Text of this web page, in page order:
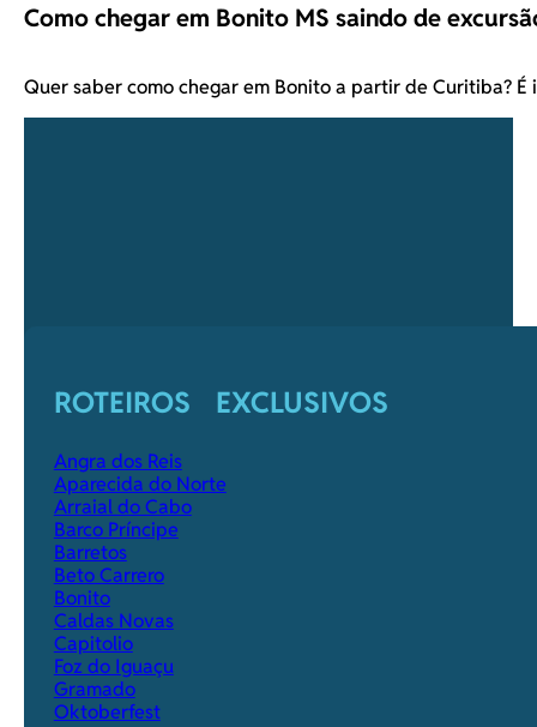
Como chegar em Bonito MS saindo de
Quer saber como chegar em Bonito a partir de Curitiba?
ROTEIROS EXCLUSIVOS
Angra dos Reis
Aparecida do Norte
Arraial do Cabo
Barco Príncipe
Barretos
Beto Carrero
Bonito
Caldas Novas
Capitolio
Foz do Iguaçu
Gramado
Oktoberfest